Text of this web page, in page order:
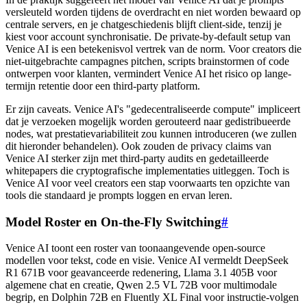
versleuteld worden tijdens de overdracht en niet worden bewaard op
centrale servers, en je chatgeschiedenis blijft client-side, tenzij je
kiest voor account synchronisatie. De private-by-default setup van
Venice AI is een betekenisvol vertrek van de norm. Voor creators die
niet-uitgebrachte campagnes pitchen, scripts brainstormen of code
ontwerpen voor klanten, vermindert Venice AI het risico op lange-
termijn retentie door een third-party platform.
Er zijn caveats. Venice AI's "gedecentraliseerde compute" impliceert
dat je verzoeken mogelijk worden gerouteerd naar gedistribueerde
nodes, wat prestatievariabiliteit zou kunnen introduceren (we zullen
dit hieronder behandelen). Ook zouden de privacy claims van
Venice AI sterker zijn met third-party audits en gedetailleerde
whitepapers die cryptografische implementaties uitleggen. Toch is
Venice AI voor veel creators een stap voorwaarts ten opzichte van
tools die standaard je prompts loggen en ervan leren.
Model Roster en On-the-Fly Switching#
Venice AI toont een roster van toonaangevende open-source
modellen voor tekst, code en visie. Venice AI vermeldt DeepSeek
R1 671B voor geavanceerde redenering, Llama 3.1 405B voor
algemene chat en creatie, Qwen 2.5 VL 72B voor multimodale
begrip, en Dolphin 72B en Fluently XL Final voor instructie-volgen